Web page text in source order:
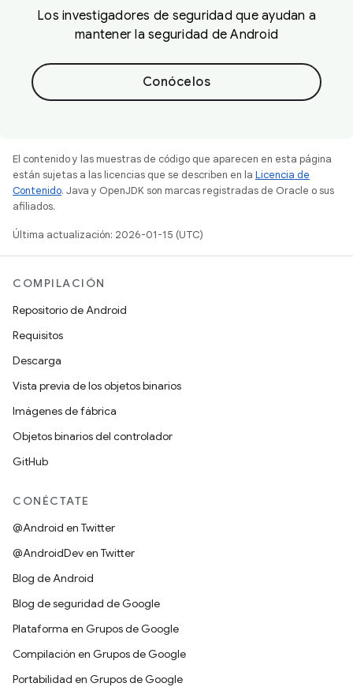
Los investigadores de seguridad que ayudan a
mantener la seguridad de Android
Conócelos
El contenido y las muestras de código que aparecen en esta página
están sujetas a las licencias que se describen en la Licencia de
Contenido. Java y OpenJDK son marcas registradas de Oracle o sus
afiliados.
Última actualización: 2026-01-15 (UTC)
COMPILACIÓN
Repositorio de Android
Requisitos
Descarga
Vista previa de los objetos binarios
Imágenes de fábrica
Objetos binarios del controlador
GitHub
CONÉCTATE
@Android en Twitter
@AndroidDev en Twitter
Blog de Android
Blog de seguridad de Google
Plataforma en Grupos de Google
Compilación en Grupos de Google
Portabilidad en Grupos de Google